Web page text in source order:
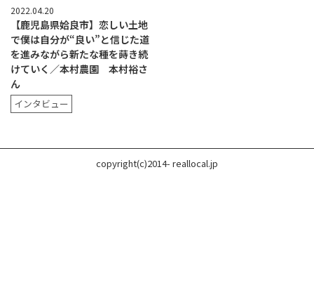
2022.04.20
【鹿児島県姶良市】恋しい土地
で僕は自分が“良い”と信じた道
を進みながら新たな種を蒔き続
けていく／本村農園 本村裕さ
ん
インタビュー
copyright(c)2014- reallocal.jp